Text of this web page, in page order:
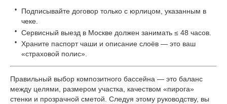
Подписывайте договор только с юрлицом, указанным в
чеке.
Сервисный выезд в Москве должен занимать ≤ 48 часов.
Храните паспорт чаши и описание слоёв — это ваш
«страховой полис».
Правильный выбор композитного бассейна — это баланс
между целями, размером участка, качеством «пирога»
стенки и прозрачной сметой. Следуя этому руководству, вы